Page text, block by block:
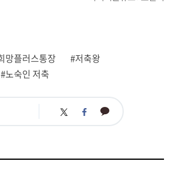
망플러스통장
#저축왕
#노숙인 저축
트 페 카